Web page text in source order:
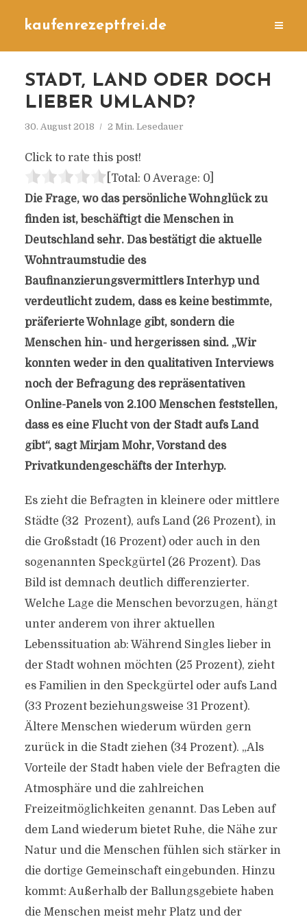
kaufenrezeptfrei.de
STADT, LAND ODER DOCH
LIEBER UMLAND?
30. August 2018 2 Min. Lesedauer
Click to rate this post!
[Total: 0 Average: 0]
Die Frage, wo das persönliche Wohnglück zu
finden ist, beschäftigt die Menschen in
Deutschland sehr. Das bestätigt die aktuelle
Wohntraumstudie des
Baufinanzierungsvermittlers Interhyp und
verdeutlicht zudem, dass es keine bestimmte,
präferierte Wohnlage gibt, sondern die
Menschen hin- und hergerissen sind. „Wir
konnten weder in den qualitativen Interviews
noch der Befragung des repräsentativen
Online-Panels von 2.100 Menschen feststellen,
dass es eine Flucht von der Stadt aufs Land
gibt“, sagt Mirjam Mohr, Vorstand des
Privatkundengeschäfts der Interhyp.
Es zieht die Befragten in kleinere oder mittlere
Städte (32 Prozent), aufs Land (26 Prozent), in
die Großstadt (16 Prozent) oder auch in den
sogenannten Speckgürtel (26 Prozent). Das
Bild ist demnach deutlich differenzierter.
Welche Lage die Menschen bevorzugen, hängt
unter anderem von ihrer aktuellen
Lebenssituation ab: Während Singles lieber in
der Stadt wohnen möchten (25 Prozent), zieht
es Familien in den Speckgürtel oder aufs Land
(33 Prozent beziehungsweise 31 Prozent).
Ältere Menschen wiederum würden gern
zurück in die Stadt ziehen (34 Prozent). „Als
Vorteile der Stadt haben viele der Befragten die
Atmosphäre und die zahlreichen
Freizeitmöglichkeiten genannt. Das Leben auf
dem Land wiederum bietet Ruhe, die Nähe zur
Natur und die Menschen fühlen sich stärker in
die dortige Gemeinschaft eingebunden. Hinzu
kommt: Außerhalb der Ballungsgebiete haben
die Menschen meist mehr Platz und der